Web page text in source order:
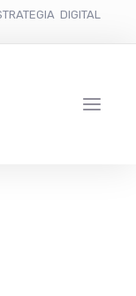
DIGITAL